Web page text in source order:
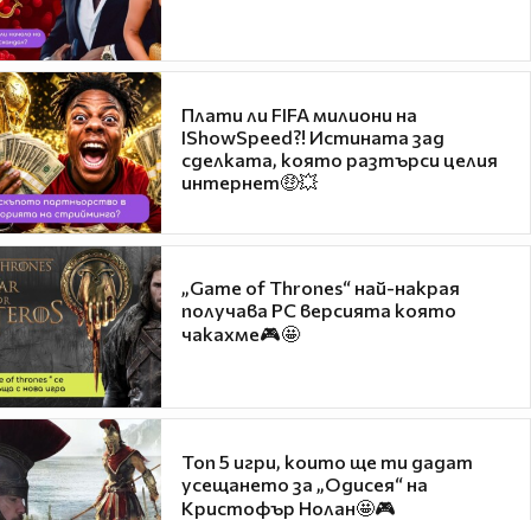
Плати ли FIFA милиони на
IShowSpeed?! Истината зад
сделката, която разтърси целия
интернет🤑💥
„Game of Thrones“ най-накрая
получава PC версията която
чакахме🎮🤩
Топ 5 игри, които ще ти дадат
усещането за „Одисея“ на
Кристофър Нолан🤩🎮